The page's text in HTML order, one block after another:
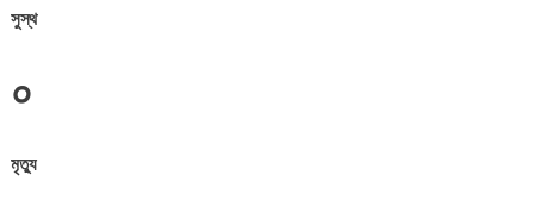
সুস্থ
০
মৃত্যু